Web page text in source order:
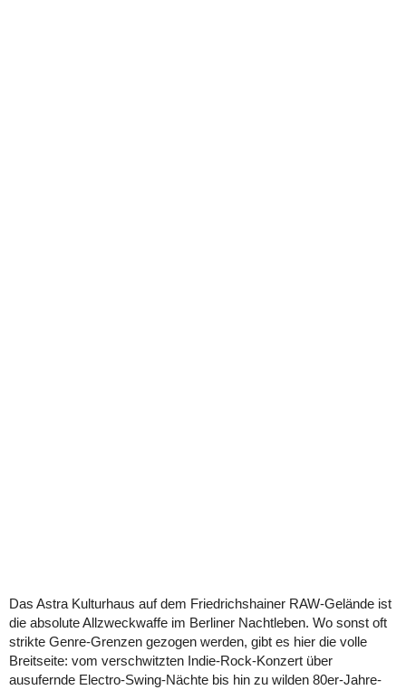
Das Astra Kulturhaus auf dem Friedrichshainer RAW-Gelände ist
die absolute Allzweckwaffe im Berliner Nachtleben. Wo sonst oft
strikte Genre-Grenzen gezogen werden, gibt es hier die volle
Breitseite: vom verschwitzten Indie-Rock-Konzert über
ausufernde Electro-Swing-Nächte bis hin zu wilden 80er-Jahre-